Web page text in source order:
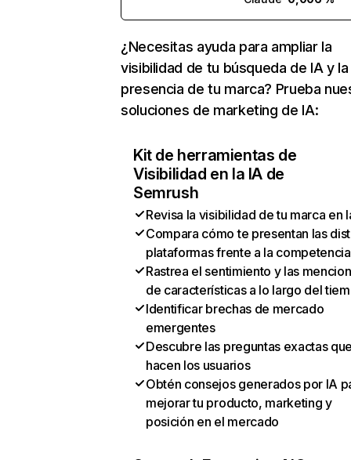
¿Necesitas ayuda para ampliar la
visibilidad de tu búsqueda de IA y la
presencia de tu marca? Prueba
soluciones de marketing de IA:
Kit de herramientas de
Visibilidad en la IA de
Semrush
Revisa la visibilidad de tu marca en
Compara cómo te presentan las
plataformas frente a la competencia
Rastrea el sentimiento y las
de características a lo largo del
Identificar brechas de mercado
emergentes
Descubre las preguntas exactas
hacen los usuarios
Obtén consejos generados por IA
mejorar tu producto, marketing y
posición en el mercado